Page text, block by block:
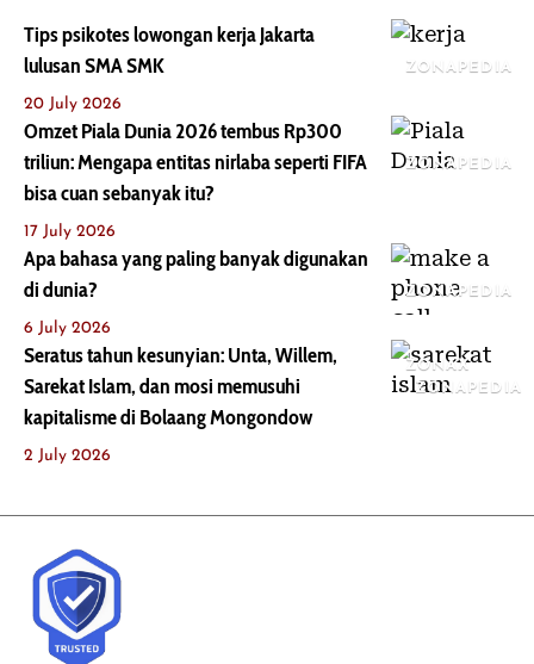
ZONAPEDIA
Tips psikotes lowongan kerja Jakarta
lulusan SMA SMK
20 July 2026
ZONAPEDIA
Omzet Piala Dunia 2026 tembus Rp300
triliun: Mengapa entitas nirlaba seperti FIFA
bisa cuan sebanyak itu?
17 July 2026
ZONAPEDIA
Apa bahasa yang paling banyak digunakan
di dunia?
6 July 2026
ZONAX
ZONAPEDIA
Seratus tahun kesunyian: Unta, Willem,
Sarekat Islam, dan mosi memusuhi
kapitalisme di Bolaang Mongondow
2 July 2026